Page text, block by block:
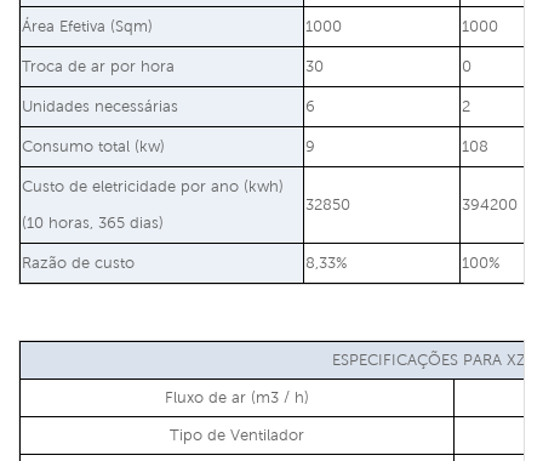
Área Efetiva (Sqm) 1000 1000
Troca de ar por hora 30 0
Unidades necessárias 6 2
Consumo total (kw) 9 108
Custo de eletricidade por ano (kwh)
(10 horas, 365 dias)
32850 394200
Razão de custo 8,33% 100%
ESPECIFICAÇÕES PARA
Fluxo de ar (m3 / h)
Tipo de Ventilador